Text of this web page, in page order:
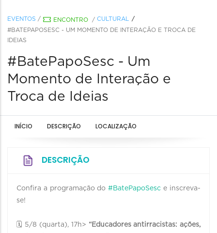
EVENTOS / ENCONTRO / CULTURAL
#BATEPAPOSESC - UM MOMENTO DE INTERAÇÃO E TROCA DE
IDEIAS
#BatePapoSesc - Um
Momento de Interação e
Troca de Ideias
INÍCIO DESCRIÇÃO LOCALIZAÇÃO
DESCRIÇÃO
Confira a programação do#BatePapoSesc e inscreva-
se!
🗓 5/8 (quarta), 17h> “Educadores antirracistas: ações,